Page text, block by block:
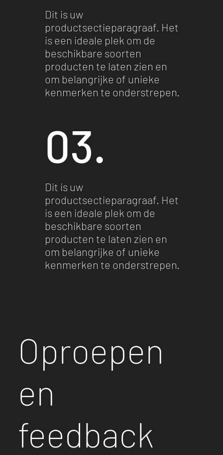
Dit is uw
productsectieparagraaf. Het
is een ideale plek om de
beschikbare soorten
producten te laten zien en
om belangrijke of unieke
kenmerken te onderstrepen.
03.
Dit is uw
productsectieparagraaf. Het
is een ideale plek om de
beschikbare soorten
producten te laten zien en
om belangrijke of unieke
kenmerken te onderstrepen.
Oproepen
en
feedback